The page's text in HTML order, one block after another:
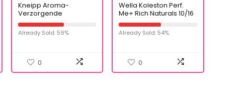
Kneipp Aroma-
Verzorgende
Schuimbad Gute Laune,
400 Ml
Already Sold: 59%
0
Wella Koleston Perf.
Me+ Rich Naturals 10/16
60ml
Already Sold: 54%
0